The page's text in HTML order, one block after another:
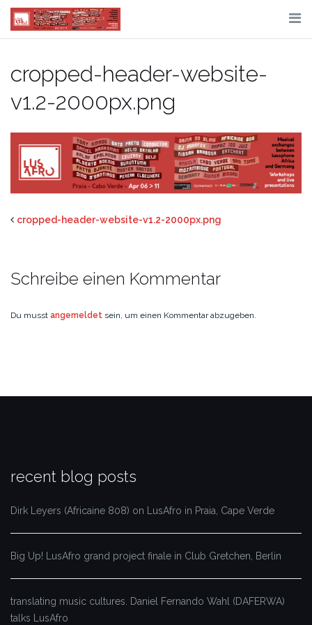
Skip
content
cropped-header-website-
v1.2-2000px.png
cropped-header-website-v1.2-2000px.png
Schreibe einen Kommentar
Du musst angemeldet sein, um einen Kommentar abzugeben.
recent blog posts
Dirk Leyers (Africaine 808) on LusAfro in Praia, Cape Verde
Big Up! LusAfro grand project finale in Club Gretchen, Berlin
translating music cultures. Daniel Fernando Wahl (DAFERWA)
talks LusAfro